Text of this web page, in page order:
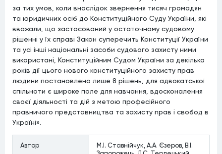
за тих умов, коли внаслідок звернення тисяч громадян
та юридичних осіб до Конституційного Суду України, які
вважали, що застосований у остаточному судовому
рішенні у їх справі Закон суперечить Конституції України
та усі інші національні засоби судового захисту ними
використані, Конституційним Судом України за декілька
років дії цього нового конституційного захисту прав
людини постановлено лише 8 рішень, для адвокатської
спільноти є широке поле для навчання, вдосконалення
своєї діяльності та дій з метою професійного
правничого представництва та захисту прав і свобод в
Україні».
Автор
М.І. Ставнійчук, А.А. Єзеров, В.І.